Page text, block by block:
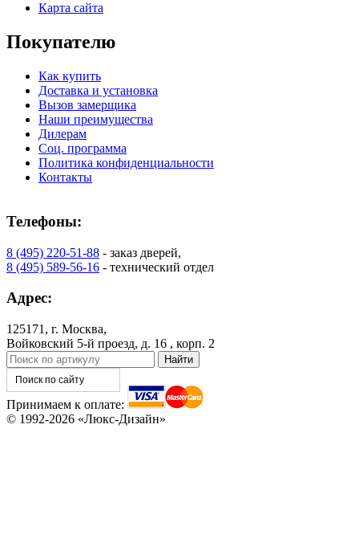
Карта сайта
Покупателю
Как купить
Доставка и установка
Вызов замерщика
Наши преимущества
Дилерам
Соц. программа
Политика конфиденциальности
Контакты
Телефоны:
8 (495) 220-51-88 - заказ дверей,
8 (495) 589-56-16 - технический отдел
Адрес:
125171, г. Москва,
Войковский 5-й проезд, д. 16 , корп. 2
Принимаем к оплате:
© 1992-2026 «Люкс-Дизайн»